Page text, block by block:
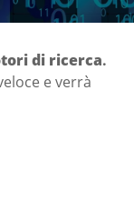
di ricerca.
e verrà